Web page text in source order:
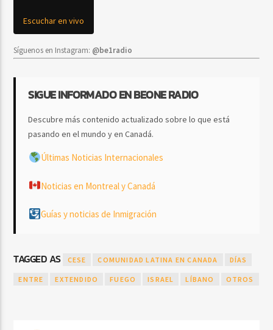
Escuchar en vivo
Síguenos en Instagram: @be1radio
SIGUE INFORMADO EN BEONE RADIO
Descubre más contenido actualizado sobre lo que está
pasando en el mundo y en Canadá.
Últimas Noticias Internacionales
Noticias en Montreal y Canadá
Guías y noticias de Inmigración
TAGGED AS CESE COMUNIDAD LATINA EN CANADA DÍAS
ENTRE EXTENDIDO FUEGO ISRAEL LÍBANO OTROS